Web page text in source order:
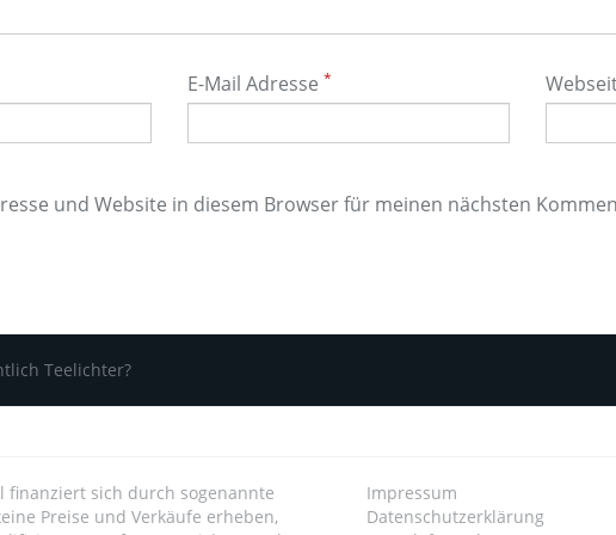
E-Mail Adresse *
und Website in diesem Browser für meinen nächsten
Teelichter?
finanziert sich durch sogenannte
Preise und Verkäufe erheben,
Impressum
Datenschutzerklärung